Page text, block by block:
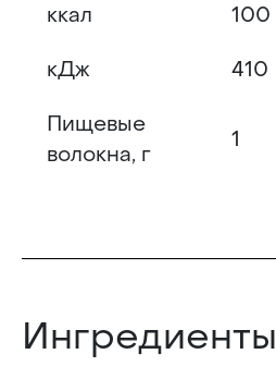
ккал
100
кДж
410
Пищевые
волокна, г
1
Ингредиенты